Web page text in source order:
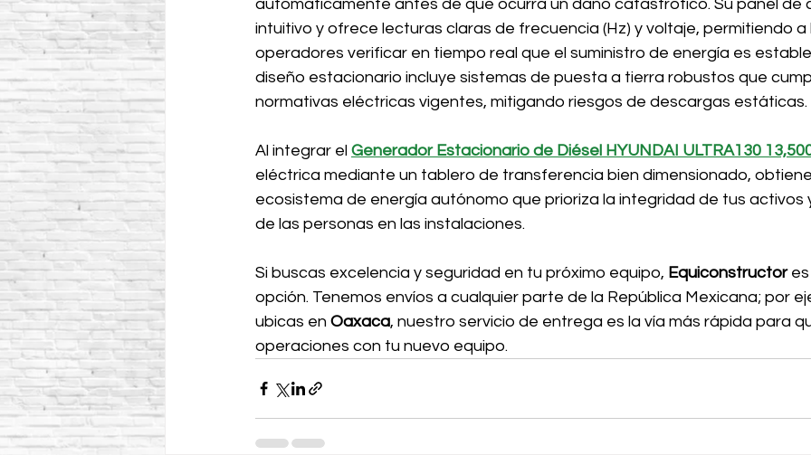
automáticamente antes de que ocurra un daño catastrófico. Su panel de
intuitivo y ofrece lecturas claras de frecuencia (Hz) y voltaje, permitiendo
operadores verificar en tiempo real que el suministro de energía es
diseño estacionario incluye sistemas de puesta a tierra robustos que
normativas eléctricas vigentes, mitigando riesgos de descargas estáticas.
Al integrar el Generador Estacionario de Diésel HYUNDAI ULTRA130
eléctrica mediante un tablero de transferencia bien dimensionado,
ecosistema de energía autónomo que prioriza la integridad de tus activos
de las personas en las instalaciones.
Si buscas excelencia y seguridad en tu próximo equipo, Equiconstructor
opción. Tenemos envíos a cualquier parte de la República Mexicana; por
ubicas en Oaxaca, nuestro servicio de entrega es la vía más rápida para
operaciones con tu nuevo equipo.